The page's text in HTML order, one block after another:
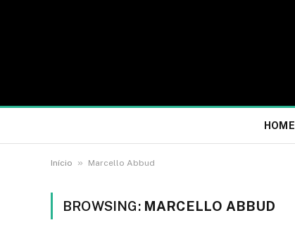
HOME
Início » Marcello Abbud
BROWSING: MARCELLO ABBUD